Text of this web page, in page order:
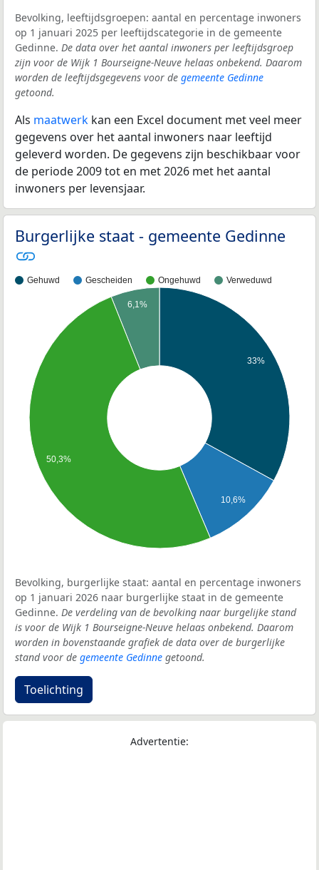
Bevolking, leeftijdsgroepen: aantal en percentage inwoners
op 1 januari 2025 per leeftijdscategorie in de gemeente
Gedinne. De data over het aantal inwoners per leeftijdsgroep
zijn voor de Wijk 1 Bourseigne-Neuve helaas onbekend. Daarom
worden de leeftijdsgegevens voor de gemeente Gedinne
getoond.
Als maatwerk kan een Excel document met veel meer
gegevens over het aantal inwoners naar leeftijd
geleverd worden. De gegevens zijn beschikbaar voor
de periode 2009 tot en met 2026 met het aantal
inwoners per levensjaar.
Burgerlijke staat - gemeente Gedinne
Gehuwd Gescheiden Ongehuwd Verweduwd
33%
10,6%
6,1%
50,3%
Bevolking, burgerlijke staat: aantal en percentage inwoners
op 1 januari 2026 naar burgerlijke staat in de gemeente
Gedinne. De verdeling van de bevolking naar burgelijke stand
is voor de Wijk 1 Bourseigne-Neuve helaas onbekend. Daarom
worden in bovenstaande grafiek de data over de burgerlijke
stand voor de gemeente Gedinne getoond.
Toelichting
Advertentie: